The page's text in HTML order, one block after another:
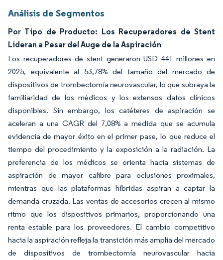
Análisis de Segmentos
Por Tipo de Producto: Los Recuperadores de Stent
Lideran a Pesar del Auge de la Aspiración
Los recuperadores de stent generaron USD 441 millones en
2025, equivalente al 53,78% del tamaño del mercado de
dispositivos de trombectomía neurovascular, lo que subraya la
familiaridad de los médicos y los extensos datos clínicos
disponibles. Sin embargo, los catéteres de aspiración se
aceleran a una CAGR del 7,08% a medida que se acumula
evidencia de mayor éxito en el primer pase, lo que reduce el
tiempo del procedimiento y la exposición a la radiación. La
preferencia de los médicos se orienta hacia sistemas de
aspiración de mayor calibre para oclusiones proximales,
mientras que las plataformas híbridas aspiran a captar la
demanda cruzada. Las ventas de accesorios crecen al mismo
ritmo que los dispositivos primarios, proporcionando una
renta estable para los proveedores. El cambio competitivo
hacia la aspiración refleja la transición más amplia del mercado
de dispositivos de trombectomía neurovascular hacia